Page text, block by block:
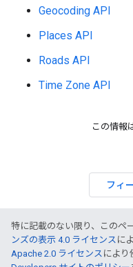
Geocoding API
Places API
Roads API
Time Zone API
この情報
フィ
特に記載のない限り、このペ
ンズの表示 4.0 ライセンス に
Apache 2.0 ライセンス により